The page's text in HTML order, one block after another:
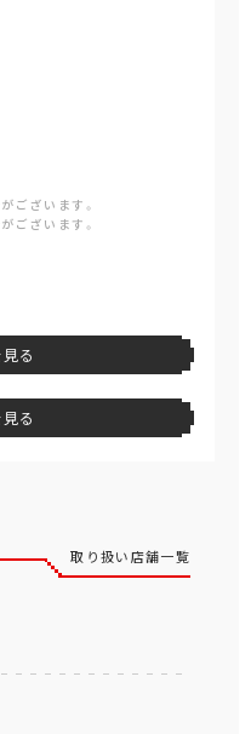
ございます。
ございます。
る
る
取り扱い店舗一覧